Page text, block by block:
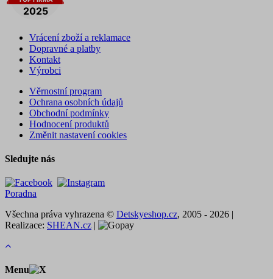
Vrácení zboží a reklamace
Dopravné a platby
Kontakt
Výrobci
Věrnostní program
Ochrana osobních údajů
Obchodní podmínky
Hodnocení produktů
Změnit nastavení cookies
Sledujte nás
Poradna
Všechna práva vyhrazena © Detskyeshop.cz, 2005 - 2026 |
Realizace: SHEAN.cz |
Menu